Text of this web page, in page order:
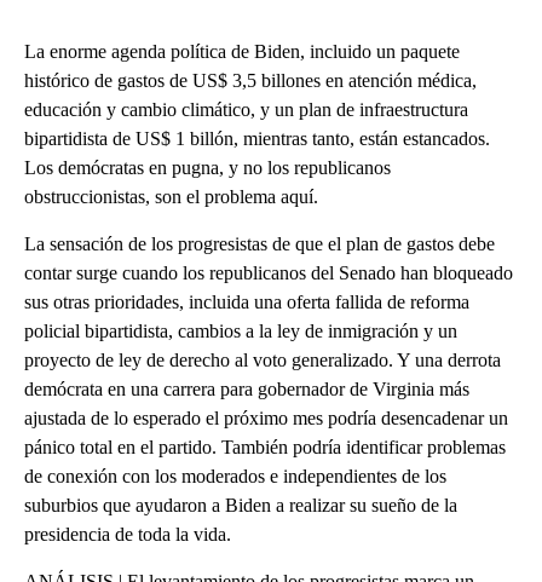
La enorme agenda política de Biden, incluido un paquete
histórico de gastos de US$ 3,5 billones en atención médica,
educación y cambio climático, y un plan de infraestructura
bipartidista de US$ 1 billón, mientras tanto, están estancados.
Los demócratas en pugna, y no los republicanos
obstruccionistas, son el problema aquí.
La sensación de los progresistas de que el plan de gastos debe
contar surge cuando los republicanos del Senado han bloqueado
sus otras prioridades, incluida una oferta fallida de reforma
policial bipartidista, cambios a la ley de inmigración y un
proyecto de ley de derecho al voto generalizado. Y una derrota
demócrata en una carrera para gobernador de Virginia más
ajustada de lo esperado el próximo mes podría desencadenar un
pánico total en el partido. También podría identificar problemas
de conexión con los moderados e independientes de los
suburbios que ayudaron a Biden a realizar su sueño de la
presidencia de toda la vida.